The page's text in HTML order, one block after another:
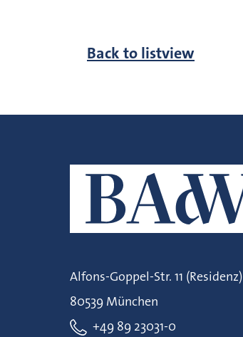
Back to listview
Alfons-Goppel-Str. 11 (Residenz)
80539 München
+49 89 23031-0